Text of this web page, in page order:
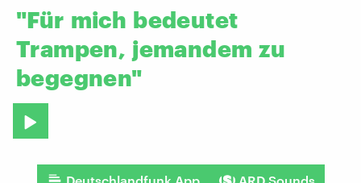
"Für mich bedeutet
Trampen, jemandem zu
begegnen"